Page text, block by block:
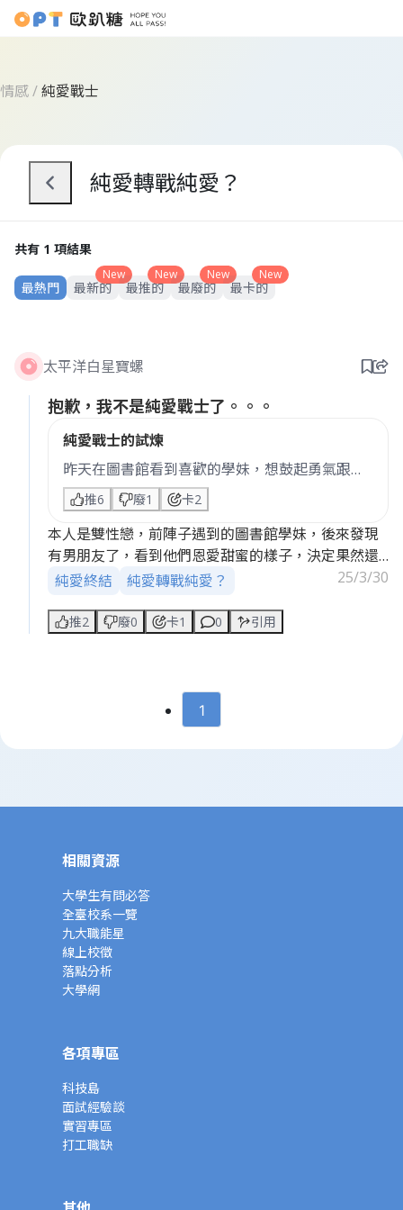
情感/純愛戰士
純愛轉戰純愛？
共有 1 項結果
最熱門
New
最新的
New
最推的
New
最廢的
New
最卡的
太平洋白星寶螺
抱歉，我不是純愛戰士了。。。
純愛戰士的試煉
昨天在圖書館看到喜歡的學妹，想鼓起勇氣跟她
說話，但她專心讀書的樣子太美了，怕打擾她，
結果我就默默在旁邊讀了一下午的書……這算是純
愛戰士的修行嗎？😂
推6 廢1 卡2
本人是雙性戀，前陣子遇到的圖書館學妹，後來發現
有男朋友了，看到他們恩愛甜蜜的樣子，決定果然還
是默默退出，遠遠的望著學妹的幸福就好。。。不過
的懷抱也不錯？
純愛終結 純愛轉戰純愛？ 25/3/30
推2 廢0 卡1 0 引用
1
相關資源
大學生有問必答
全臺校系一覽
九大職能星
線上校徵
落點分析
大學網
各項專區
科技島
面試經驗談
實習專區
打工職缺